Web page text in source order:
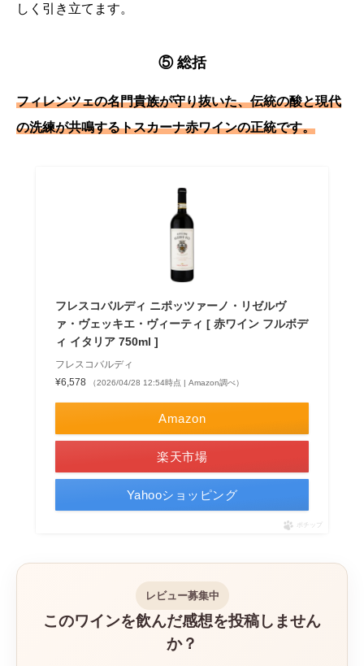
しく引き立てます。
⑤ 総括
フィレンツェの名門貴族が守り抜いた、伝統の酸と現代
の洗練が共鳴するトスカーナ赤ワインの正統です。
フレスコバルディ ニポッツァーノ・リゼルヴ
ァ・ヴェッキエ・ヴィーティ [ 赤ワイン フルボデ
ィ イタリア 750ml ]
フレスコバルディ
¥6,578
（2026/04/28 12:54時点 | Amazon調べ）
Amazon
楽天市場
Yahooショッピング
ポチップ
レビュー募集中
このワインを飲んだ感想を投稿しません
か？